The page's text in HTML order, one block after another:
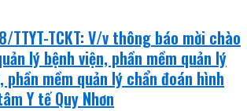
TTYT-TCKT: V/v thông báo mời chào
lý bệnh viện, phần mềm quản lý
phần mềm quản lý chẩn đoán hình
Y tế Quy Nhơn